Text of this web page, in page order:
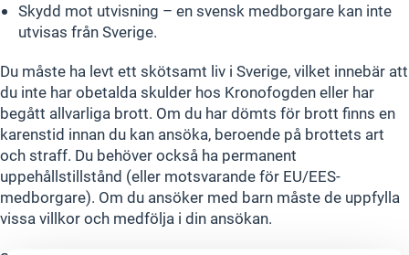
Skydd mot utvisning – en svensk medborgare kan inte
utvisas från Sverige.
Du måste ha levt ett skötsamt liv i Sverige, vilket innebär att
du inte har obetalda skulder hos Kronofogden eller har
begått allvarliga brott. Om du har dömts för brott finns en
karenstid innan du kan ansöka, beroende på brottets art
och straff. Du behöver också ha permanent
uppehållstillstånd (eller motsvarande för EU/EES-
medborgare). Om du ansöker med barn måste de uppfylla
vissa villkor och medfölja i din ansökan.